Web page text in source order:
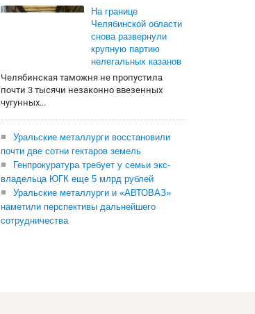
На границе
Челябинской области
снова развернули
крупную партию
нелегальных казанов
Челябинская таможня не пропустила
почти 3 тысячи незаконно ввезенных
чугунных...
Уральские металлурги восстановили
почти две сотни гектаров земель
Генпрокуратура требует у семьи экс-
владельца ЮГК еще 5 млрд рублей
Уральские металлурги и «АВТОВАЗ»
наметили перспективы дальнейшего
сотрудничества